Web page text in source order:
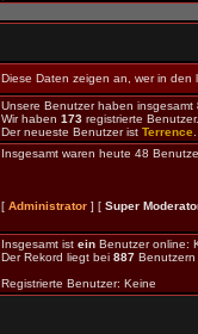
Diese Daten zeigen an, wer in den
Unsere Benutzer haben insgesamt
Wir haben 173registrierte Benutzer.
Der neueste Benutzer ist Terrence.
Insgesamt waren heute 48
[ Administrator] [ Super
Insgesamt ist einBenutzer online:
Der Rekord liegt bei 887Benutzern
Registrierte Benutzer: Keine